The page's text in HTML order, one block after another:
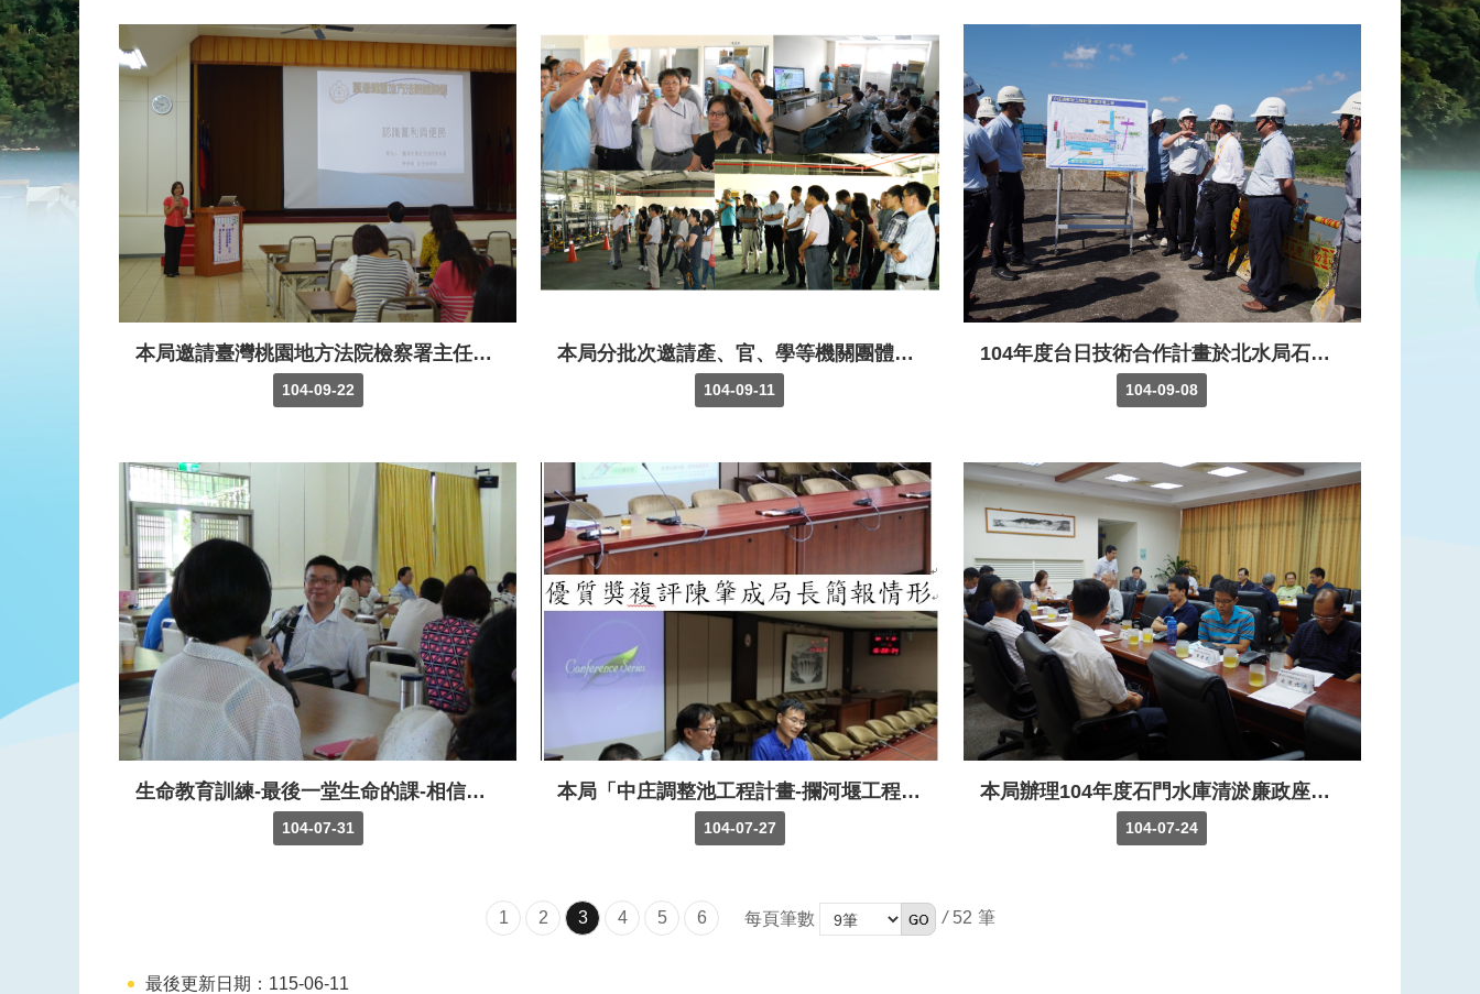
本局邀請臺灣桃園地方法院檢察署主任檢察官林秀敏蒞臨講授「圖利與便民」專題及反賄選宣導
104-09-22
本局分批次邀請產、官、學等機關團體參加新竹海淡模組廠試驗計畫教育宣導觀摩展示活動
104-09-11
104年度台日技術合作計畫於北水局石門水庫及中庄攔河堰工區辦理
104-09-08
生命教育訓練-最後一堂生命的課-相信生命價值的奇蹟
104-07-31
本局「中庄調整池工程計畫-攔河堰工程」榮獲經濟部104年度公共工程優質獎土建類第一名
104-07-27
本局辦理104年度石門水庫清淤廉政座談會
104-07-24
1 2 3 4 5 6 每頁筆數 / 52
最後更新日期：115-06-11